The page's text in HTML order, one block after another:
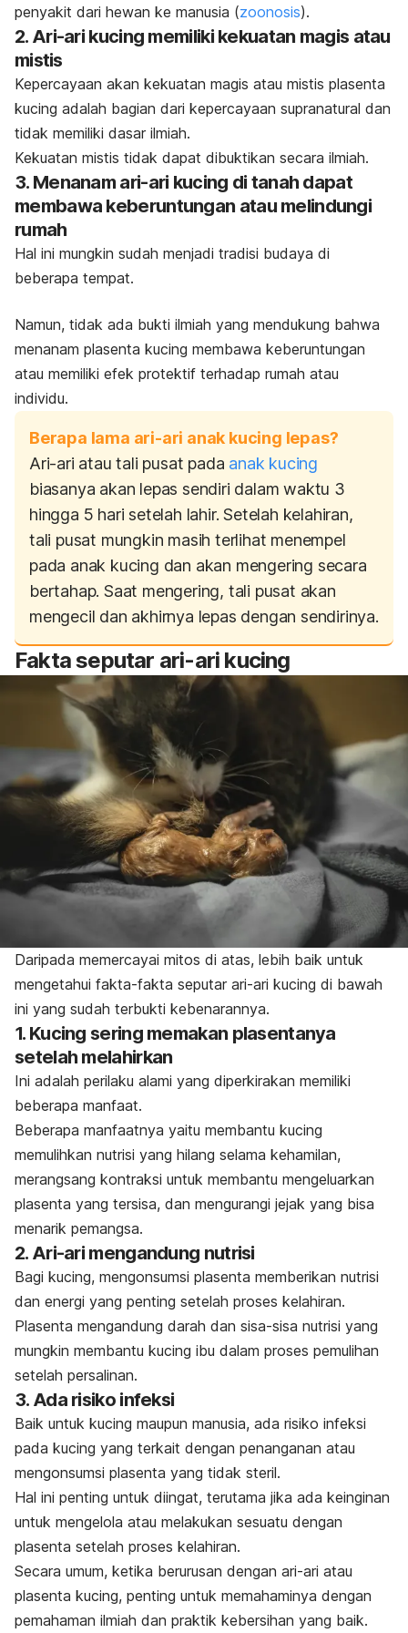
penyakit dari hewan ke manusia (zoonosis).
2. Ari-ari kucing memiliki kekuatan magis atau
mistis
Kepercayaan akan kekuatan magis atau mistis plasenta
kucing adalah bagian dari kepercayaan supranatural dan
tidak memiliki dasar ilmiah.
Kekuatan mistis tidak dapat dibuktikan secara ilmiah.
3. Menanam ari-ari kucing di tanah dapat
membawa keberuntungan atau melindungi
rumah
Hal ini mungkin sudah menjadi tradisi budaya di
beberapa tempat.
Namun, tidak ada bukti ilmiah yang mendukung bahwa
menanam plasenta kucing membawa keberuntungan
atau memiliki efek protektif terhadap rumah atau
individu.
Berapa lama ari-ari anak kucing lepas?
Ari-ari atau tali pusat pada anak kucing
biasanya akan lepas sendiri dalam waktu 3
hingga 5 hari setelah lahir. Setelah kelahiran,
tali pusat mungkin masih terlihat menempel
pada anak kucing dan akan mengering secara
bertahap. Saat mengering, tali pusat akan
mengecil dan akhirnya lepas dengan sendirinya.
Fakta seputar ari-ari kucing
Daripada memercayai mitos di atas, lebih baik untuk
mengetahui fakta-fakta seputar ari-ari kucing di bawah
ini yang sudah terbukti kebenarannya.
1. Kucing sering memakan plasentanya
setelah melahirkan
Ini adalah perilaku alami yang diperkirakan memiliki
beberapa manfaat.
Beberapa manfaatnya yaitu membantu kucing
memulihkan nutrisi yang hilang selama kehamilan,
merangsang kontraksi untuk membantu mengeluarkan
plasenta yang tersisa, dan mengurangi jejak yang bisa
menarik pemangsa.
2. Ari-ari mengandung nutrisi
Bagi kucing, mengonsumsi plasenta memberikan nutrisi
dan energi yang penting setelah proses kelahiran.
Plasenta mengandung darah dan sisa-sisa nutrisi yang
mungkin membantu kucing ibu dalam proses pemulihan
setelah persalinan.
3. Ada risiko infeksi
Baik untuk kucing maupun manusia, ada risiko infeksi
pada kucing yang terkait dengan penanganan atau
mengonsumsi plasenta yang tidak steril.
Hal ini penting untuk diingat, terutama jika ada keinginan
untuk mengelola atau melakukan sesuatu dengan
plasenta setelah proses kelahiran.
Secara umum, ketika berurusan dengan ari-ari atau
plasenta kucing, penting untuk memahaminya dengan
pemahaman ilmiah dan praktik kebersihan yang baik.